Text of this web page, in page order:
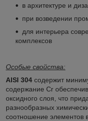
в архитектуре и
при возведении
для интерьера
комплексов
Особые свойства:
AISI 304 содержит
содержание Cr
оксидного слоя, что
разнообразных
соотношение элементов